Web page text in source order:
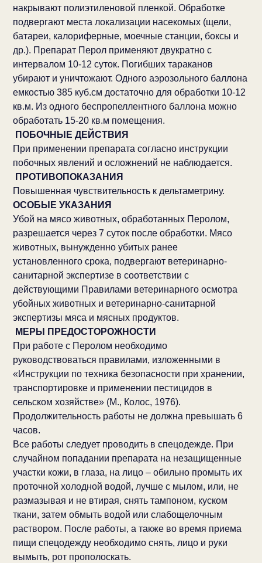
накрывают полиэтиленовой пленкой. Обработке
подвергают места локализации насекомых (щели,
батареи, калориферные, моечные станции, боксы и
др.). Препарат Перол применяют двукратно с
интервалом 10-12 суток. Погибших тараканов
убирают и уничтожают. Одного аэрозольного баллона
емкостью 385 куб.см достаточно для обработки 10-12
кв.м. Из одного беспропеллентного баллона можно
обработать 15-20 кв.м помещения.
ПОБОЧНЫЕ ДЕЙСТВИЯ
При применении препарата согласно инструкции
побочных явлений и осложнений не наблюдается.
ПРОТИВОПОКАЗАНИЯ
Повышенная чувствительность к дельтаметрину.
ОСОБЫЕ УКАЗАНИЯ
Убой на мясо животных, обработанных Перолом,
разрешается через 7 суток после обработки. Мясо
животных, вынужденно убитых ранее
установленного срока, подвергают ветеринарно-
санитарной экспертизе в соответствии с
действующими Правилами ветеринарного осмотра
убойных животных и ветеринарно-санитарной
экспертизы мяса и мясных продуктов.
МЕРЫ ПРЕДОСТОРОЖНОСТИ
При работе с Перолом необходимо
руководствоваться правилами, изложенными в
«Инструкции по техника безопасности при хранении,
транспортировке и применении пестицидов в
сельском хозяйстве» (М., Колос, 1976).
Продолжительность работы не должна превышать 6
часов.
Все работы следует проводить в спецодежде. При
случайном попадании препарата на незащищенные
участки кожи, в глаза, на лицо – обильно промыть их
проточной холодной водой, лучше с мылом, или, не
размазывая и не втирая, снять тампоном, куском
ткани, затем обмыть водой или слабощелочным
раствором. После работы, а также во время приема
пищи спецодежду необходимо снять, лицо и руки
вымыть, рот прополоскать.